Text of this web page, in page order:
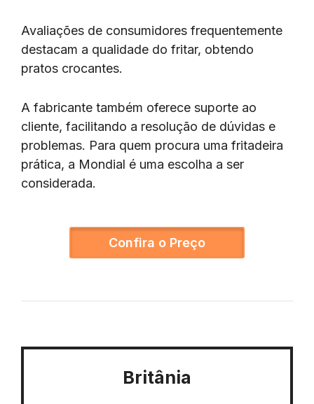
Avaliações de consumidores frequentemente
destacam a qualidade do fritar, obtendo
pratos crocantes.
A fabricante também oferece suporte ao
cliente, facilitando a resolução de dúvidas e
problemas. Para quem procura uma fritadeira
prática, a Mondial é uma escolha a ser
considerada.
Confira o Preço
Britânia